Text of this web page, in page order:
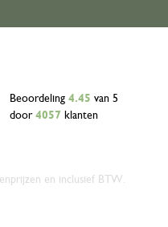
Beoordeling 4.45 van 5
door 4057 klanten
en inclusief BTW.